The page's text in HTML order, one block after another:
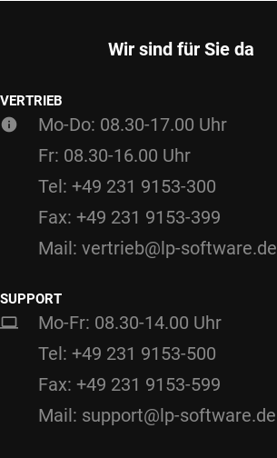
Wir sind für Sie da
VERTRIEB
Mo-Do: 08.30-17.00 Uhr
Fr: 08.30-16.00 Uhr
Tel: +49 231 9153-300
Fax: +49 231 9153-399
Mail: vertrieb@lp-software.de
SUPPORT
Mo-Fr: 08.30-14.00 Uhr
Tel: +49 231 9153-500
Fax: +49 231 9153-599
Mail: support@lp-software.de